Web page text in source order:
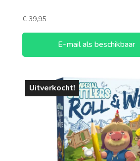
€39,95
E-mail als beschikbaar
Uitverkocht!